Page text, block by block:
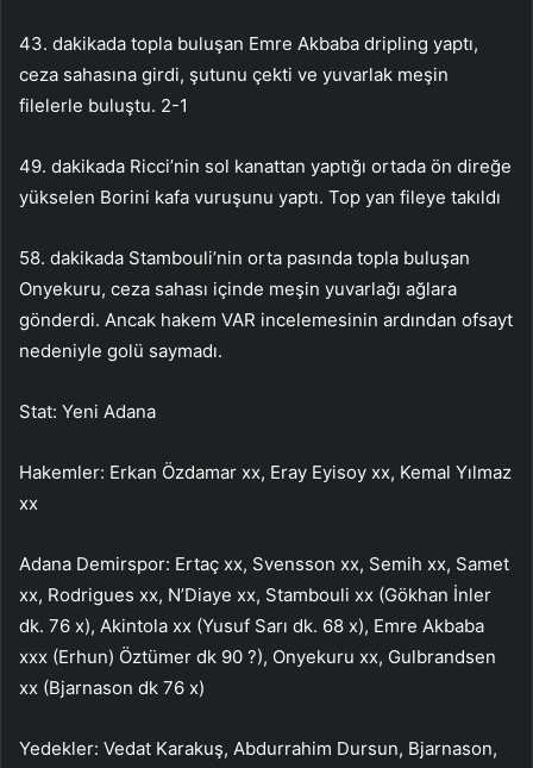
43. dakikada topla buluşan Emre Akbaba dripling yaptı,
ceza sahasına girdi, şutunu çekti ve yuvarlak meşin
filelerle buluştu. 2-1
49. dakikada Ricci’nin sol kanattan yaptığı ortada ön direğe
yükselen Borini kafa vuruşunu yaptı. Top yan fileye takıldı
58. dakikada Stambouli’nin orta pasında topla buluşan
Onyekuru, ceza sahası içinde meşin yuvarlağı ağlara
gönderdi. Ancak hakem VAR incelemesinin ardından ofsayt
nedeniyle golü saymadı.
Stat: Yeni Adana
Hakemler: Erkan Özdamar xx, Eray Eyisoy xx, Kemal Yılmaz
xx
Adana Demirspor: Ertaç xx, Svensson xx, Semih xx, Samet
xx, Rodrigues xx, N’Diaye xx, Stambouli xx (Gökhan İnler
dk. 76 x), Akintola xx (Yusuf Sarı dk. 68 x), Emre Akbaba
xxx (Erhun) Öztümer dk 90 ?), Onyekuru xx, Gulbrandsen
xx (Bjarnason dk 76 x)
Yedekler: Vedat Karakuş, Abdurrahim Dursun, Bjarnason,